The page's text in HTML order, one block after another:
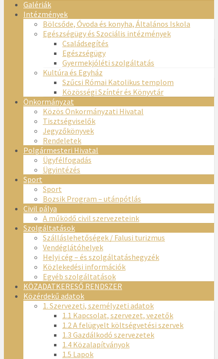
Galériák
Intézmények
Bölcsőde, Óvoda és konyha, Általános Iskola
Egészségügy és Szociális intézmények
Családsegítés
Egészségügy
Gyermekjóléti szolgáltatás
Kultúra és Egyház
Szűcsi Római Katolikus templom
Közösségi Színtér és Könyvtár
Önkormányzat
Közös Önkormányzati Hivatal
Tisztségviselők
Jegyzőkönyvek
Rendeletek
Polgármesteri Hivatal
Ügyfélfogadás
Ügyintézés
Sport
Sport
Bozsik Program – utánpótlás
Civil pálya
A működő civil szervezeteink
Szolgáltatások
Szálláslehetőségek / Falusi turizmus
Vendéglátóhelyek
Helyi cég – és szolgáltatáshegyzék
Közlekedési információk
Egyéb szolgáltatások
KÖZADATKERESŐ RENDSZER
Közérdekű adatok
1. Szervezeti, személyzeti adatok
1.1 Kapcsolat, szervezet, vezetők
1.2 A felügyelt költségvetési szervek
1.3 Gazdálkodó szervezetek
1.4 Közalapítványok
1.5 Lapok